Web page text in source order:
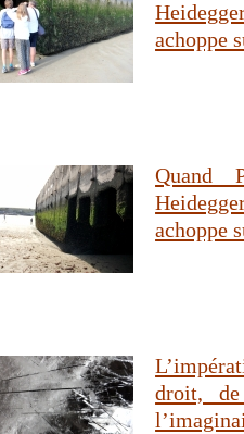
achoppe
Quand
achoppe
droit,